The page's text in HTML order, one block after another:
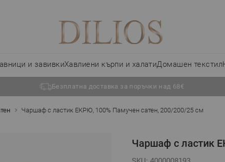
и завивкиХавлиени кърпи и халатиДомашен текстил
Безплатна доставка за поръчки над 68€
Чаршаф с ластик ЕКРЮ, 100% Памучен сатен, 200/200/25 см
Чаршаф с ластик